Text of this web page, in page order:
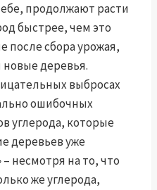
продолжают расти
быстрее, чем это
после сбора урожая,
деревья.
выбросах
ошибочных
углерода, которые
деревьев уже
несмотря на то, что
же углерода,